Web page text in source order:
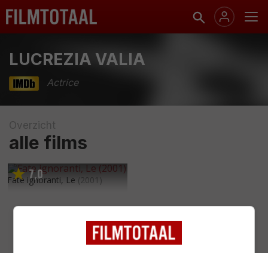
LUCREZIA VALIA
Actrice
Overzicht
alle films
7,0
Fate ignoranti, Le (2001)